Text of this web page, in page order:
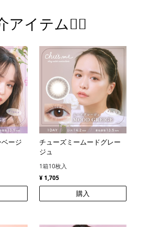
アイテム💁‍♀️
ージ
チューズミームードグレー
ジュ
1箱10枚入
¥ 1,705
購入